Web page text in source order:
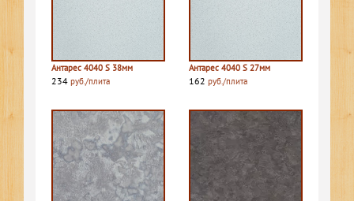
Антарес 4040 S 38мм
234 руб./плита
Антарес 4040 S 27мм
162 руб./плита